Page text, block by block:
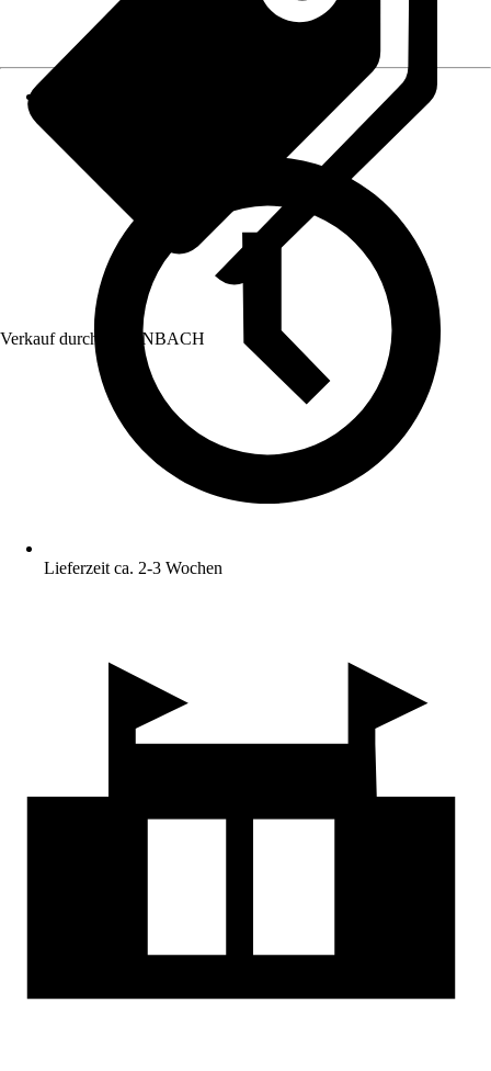
Verkauf durch: HORNBACH
Lieferzeit ca. 2-3 Wochen